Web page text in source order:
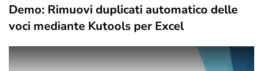
Demo: Rimuovi duplicati automatico delle
voci mediante Kutools per Excel